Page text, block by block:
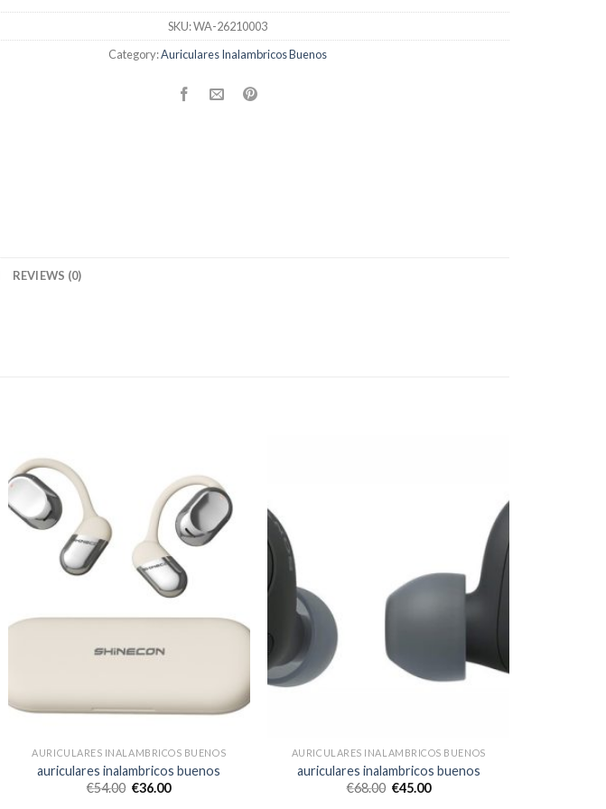
SKU:WA-26210003
Category:Auriculares Inalambricos Buenos
REVIEWS (0)
AURICULARES INALAMBRICOS BUENOS
auriculares inalambricos buenos
€54.00 €36.00
AURICULARES INALAMBRICOS BUENOS
auriculares inalambricos buenos
€68.00 €45.00